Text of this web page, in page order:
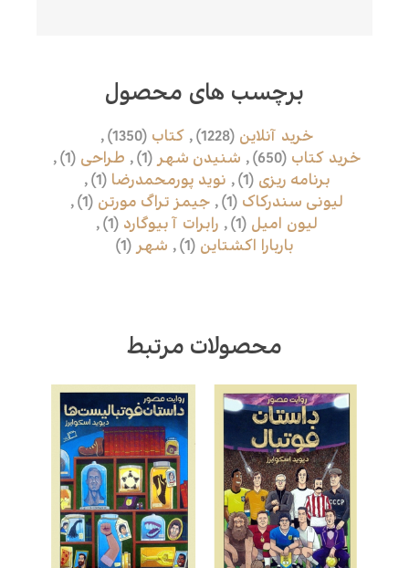
برچسب های محصول
خرید آنلاین (1228)
, کتاب (1350)
,
خرید کتاب (650)
, شنیدن شهر (1)
, طراحی (1)
,
برنامه ریزی (1)
, نوید پورمحمدرضا (1)
,
لیونی سندرکاک (1)
, جیمز تراگ مورتن (1)
,
لیون امیل (1)
, رابرات آ بیوگارد (1)
,
باربارا اکشتاین (1)
, شهر (1)
محصولات مرتبط